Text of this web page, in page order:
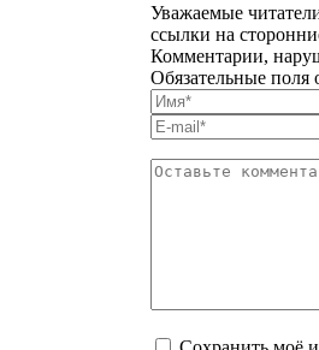
Уважаемые
ссылки на
Комментарии,
Обязательные поля